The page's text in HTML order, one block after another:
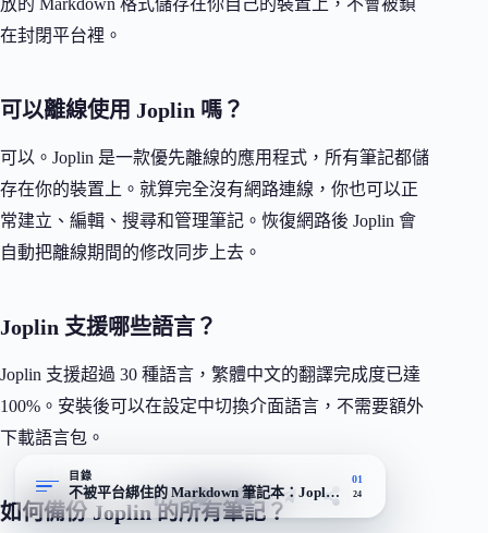
放的 Markdown 格式儲存在你自己的裝置上，不會被鎖
在封閉平台裡。
可以離線使用 Joplin 嗎？
可以。Joplin 是一款優先離線的應用程式，所有筆記都儲
存在你的裝置上。就算完全沒有網路連線，你也可以正
常建立、編輯、搜尋和管理筆記。恢復網路後 Joplin 會
自動把離線期間的修改同步上去。
Joplin 支援哪些語言？
Joplin 支援超過 30 種語言，繁體中文的翻譯完成度已達
100%。安裝後可以在設定中切換介面語言，不需要額外
下載語言包。
如何備份 Joplin 的所有筆記？
目錄
不被平台綁住的 Markdown 筆記本：Joplin 的取捨
01
24